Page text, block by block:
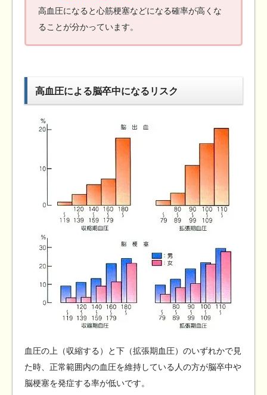
高血圧になると心筋梗塞などになる確率が高くな
ることが分かっています。
高血圧による脳卒中になるリスク
血圧の上（収縮する）と下（拡張期血圧）のいずれかで見
た時、正常範囲内の血圧を維持している人の方が脳卒中や
脳梗塞を発症する率が低いです。